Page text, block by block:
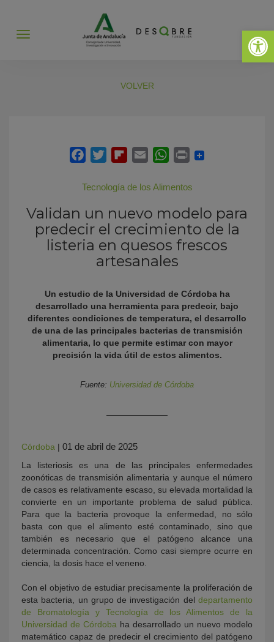
Abrir
Abrir
VOLVER
Tecnología de los Alimentos
Validan un nuevo modelo para
predecir el crecimiento de la
listeria en quesos frescos
artesanales
Un estudio de la Universidad de Córdoba ha
desarrollado una herramienta para predecir, bajo
diferentes condiciones de temperatura, el desarrollo
de una de las principales bacterias de transmisión
alimentaria, lo que permite estimar con mayor
precisión la vida útil de estos alimentos.
Fuente: Universidad de Córdoba
Córdoba | 01 de abril de 2025
La listeriosis es una de las principales enfermedades
zoonóticas de transmisión alimentaria y aunque el número
de casos es relativamente escaso, su elevada mortalidad la
convierte en un importante problema de salud pública.
Para que la bacteria provoque la enfermedad, no sólo
basta con que el alimento esté contaminado, sino que
también es necesario que el patógeno alcance una
determinada concentración. Como casi siempre ocurre en
ciencia, la dosis hace el veneno.
Con el objetivo de estudiar precisamente la proliferación de
esta bacteria, un grupo de investigación del departamento
de Bromatología y Tecnología de los Alimentos de la
Universidad de Córdoba ha desarrollado un nuevo modelo
matemático capaz de predecir el crecimiento del patógeno